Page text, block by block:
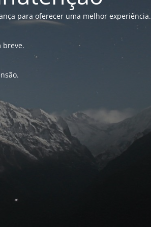
para oferecer uma melhor experiência.
breve.